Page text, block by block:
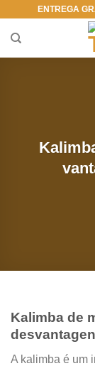
conteúdo
ENTREGA
Kalimba de
A kalimba é um